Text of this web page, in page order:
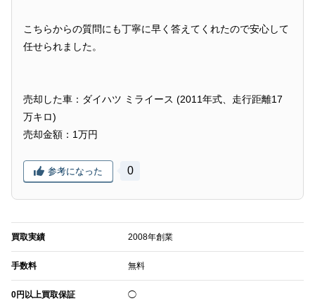
こちらからの質問にも丁寧に早く答えてくれたので安心して
任せられました。
売却した車：ダイハツ ミライース (2011年式、走行距離17
万キロ)
売却金額：1万円
参考になった 0
買取実績 2008年創業
手数料 無料
0円以上買取保証 ◯